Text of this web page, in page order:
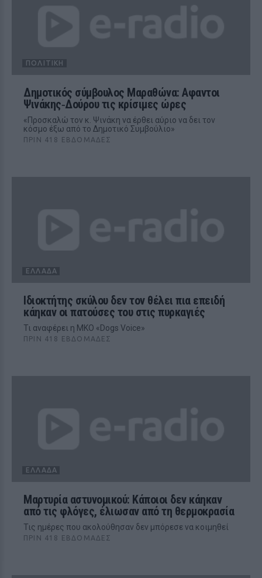
ΠΟΛΙΤΙΚΉ
Δημοτικός σύμβουλος Μαραθώνα: Αφαντοι
Ψινάκης‑Δούρου τις κρίσιμες ώρες
«Προσκαλώ τον κ. Ψινάκη να έρθει αύριο να δει τον
κόσμο έξω από το Δημοτικό Συμβούλιο»
ΠΡΙΝ 418 ΕΒΔΟΜΆΔΕΣ
ΕΛΛΆΔΑ
Ιδιοκτήτης σκύλου δεν τον θέλει πια επειδή
κάηκαν οι πατούσες του στις πυρκαγιές
Τι αναφέρει η MKO «Dogs Voice»
ΠΡΙΝ 418 ΕΒΔΟΜΆΔΕΣ
ΕΛΛΆΔΑ
Μαρτυρία αστυνομικού: Κάποιοι δεν κάηκαν
από τις φλόγες, έλιωσαν από τη θερμοκρασία
Τις ημέρες που ακολούθησαν δεν μπόρεσε να κοιμηθεί
ΠΡΙΝ 418 ΕΒΔΟΜΆΔΕΣ